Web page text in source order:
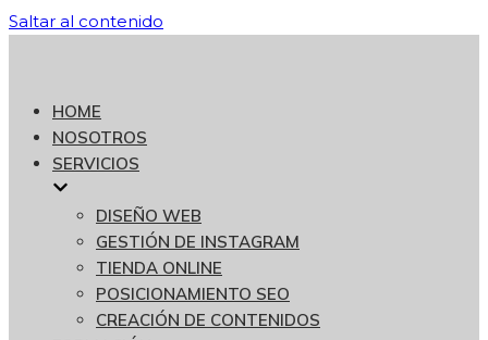
Saltar al contenido
HOME
NOSOTROS
SERVICIOS
DISEÑO WEB
GESTIÓN DE INSTAGRAM
TIENDA ONLINE
POSICIONAMIENTO SEO
CREACIÓN DE CONTENIDOS